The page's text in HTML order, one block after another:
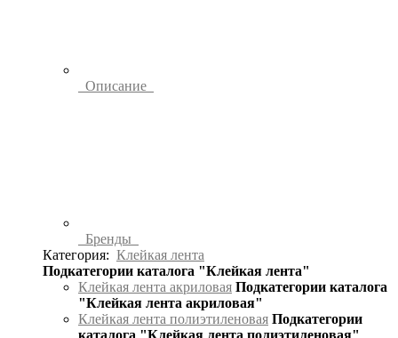
Описание
Бренды
Категория: Клейкая лента
Подкатегории каталога "Клейкая лента"
Клейкая лента акриловая Подкатегории каталога
"Клейкая лента акриловая"
Клейкая лента полиэтиленовая Подкатегории
каталога "Клейкая лента полиэтиленовая"